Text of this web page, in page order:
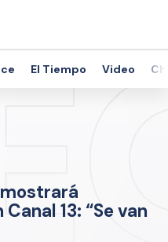
El Tiempo Video
13: “Se van